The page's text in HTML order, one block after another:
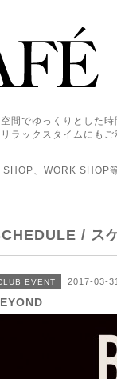
間でゆっくりとした
ラックスタイムにも
、WORK SHOP
/ ス
EVENT 2017-03-